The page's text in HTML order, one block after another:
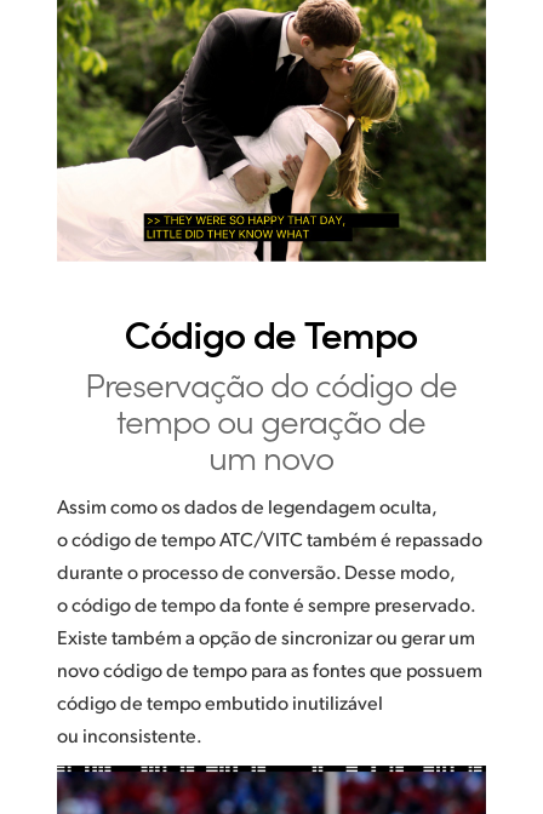
Código de Tempo
Preservação do códigode
tempo ou geração de
um novo
Assim como os dados de legendagem oculta,
o código de tempo ATC/VITC também é repassado
durante o processo de conversão. Desse modo,
o código de tempo da fonte é sempre preservado.
Existe também a opção de sincronizar ou gerar um
novo código de tempo para as fontes que possuem
código de tempo embutido inutilizável
ou inconsistente.